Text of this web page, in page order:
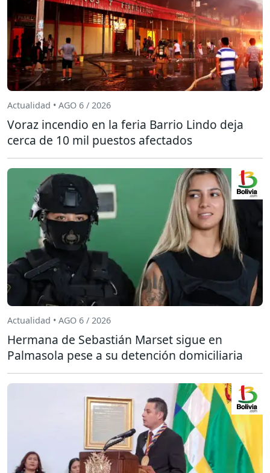
Actualidad • AGO 6 / 2026
Voraz incendio en la feria Barrio Lindo deja
cerca de 10 mil puestos afectados
Actualidad • AGO 6 / 2026
Hermana de Sebastián Marset sigue en
Palmasola pese a su detención domiciliaria